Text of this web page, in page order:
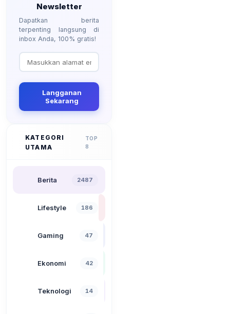
Newsletter
Dapatkan berita
terpenting langsung di
inbox Anda, 100% gratis!
Langganan
Sekarang
KATEGORI
UTAMA
TOP
8
Berita 2487
Lifestyle 186
Gaming 47
Ekonomi 42
Teknologi 14